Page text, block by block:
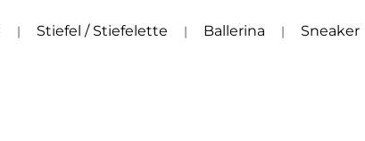
Stiefel / Stiefelette Ballerina Sneaker